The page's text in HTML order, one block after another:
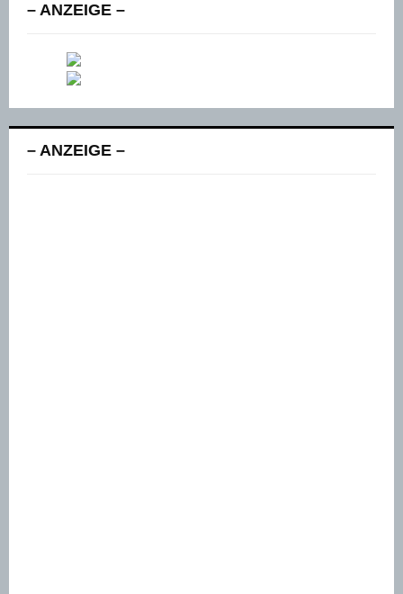
– ANZEIGE –
– ANZEIGE –